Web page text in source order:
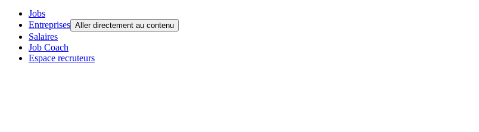
Jobs
Entreprises Aller directement au contenu
Salaires
Job Coach
Espace recruteurs